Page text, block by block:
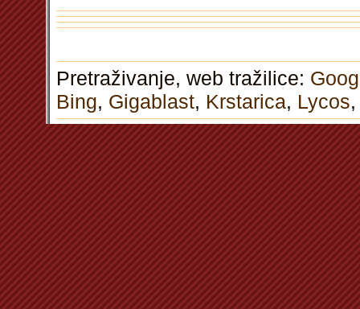
Pretraživanje, web tražilice:
Bing, Gigablast, Krstarica, Lycos